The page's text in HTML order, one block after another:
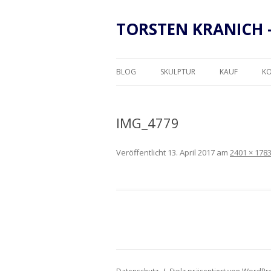
TORSTEN KRANICH
BLOG SKULPTUR KAUF
IMG_4779
Veröffentlicht 13. April 2017 am 2401 × 1783